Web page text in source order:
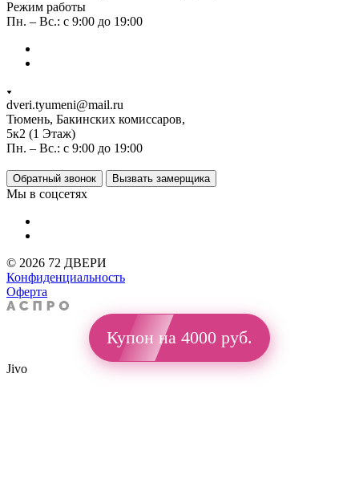
Режим работы
Пн. – Вс.: с 9:00 до 19:00
dveri.tyumeni@mail.ru
Тюмень, Бакинских комиссаров,
5к2 (1 Этаж)
Пн. – Вс.: с 9:00 до 19:00
Обратный звонок Вызвать замерщика
Мы в соцсетях
© 2026 72 ДВЕРИ
Конфиденциальность
Оферта
Купон на 4000 руб.
Jivo